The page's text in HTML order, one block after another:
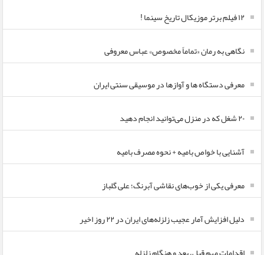
۱۲ فیلم برتر موزیکال تاریخ سینما !
نگاهی به رمان «تماماً مخصوص» عباس معروفی
معرفی دستگاه ها و آوازها در موسیقی سنتی ایران
۲۰ شغل که در منزل می‌توانید انجام دهید
آشنایی با خواص بامیه + نحوه مصرف بامیه
معرفی یکی از خوب‌های نقاشی آبرنگ؛ علی گلباز
دلیل افزایش آمار عجیب زلزله‌های ایران در ۲۲ روز اخیر